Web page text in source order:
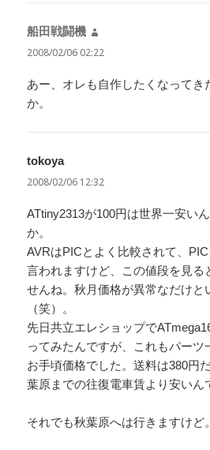
船田戦闘機
り:
2008/02/06 02:22
あー、オレも自作したくなってき
か。
tokoyaよ
り:
2008/02/06 12:32
ATtiny2313が100円は世界一安い
か。
AVRはPICとよく比較されて、
言われますけど、この値段を見る
せんね。秋月価格が異常なだけと
（笑）。
先日共立エレショップで
ってみたんですが、これもパーツ
お手頃価格でした。送料は380円
葉原までの往復電車賃より安いん
それでも秋葉原へは行きますけど。